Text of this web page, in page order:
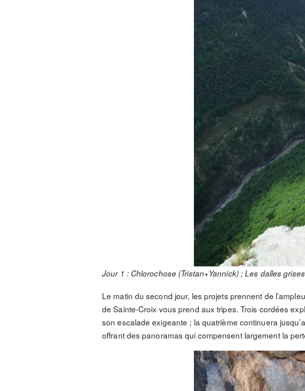
Jour 1 : Chlorochose (Tristan+Yannick) ; Les dalles
Le matin du second jour, les projets prennent de
de Sainte-Croix vous prend aux tripes. Trois cordées
son escalade exigeante ; la quatrième continuera
offrant des panoramas qui compensent largement la